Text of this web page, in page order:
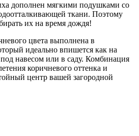
дополнен мягкими подушками со
ткани. Поэтому
их на время дождя!
цвета выполнена в
идеально впишется как на
навесом или в саду. Комбинация
коричневого оттенка и
центр вашей загородной